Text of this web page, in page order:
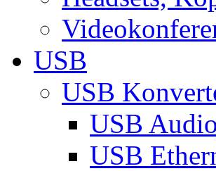
USB
USB
USB Audio
USB